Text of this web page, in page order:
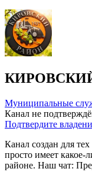
Муниципальные
Канал не
Подтвердите
Канал создан для
просто имеет
районе. Наш чат: